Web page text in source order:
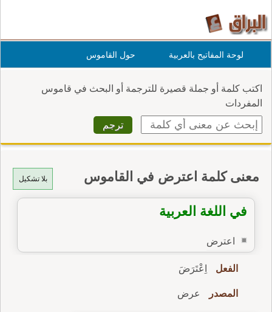
لوحة المفاتيح بالعربية حول القاموس
اكتب كلمة أو جملة قصيرة للترجمة أو البحث في قاموس
المفردات
بلا تشكيل معنى كلمة اعترض في القاموس
في اللغة العربية
اعترض
الفعل اِعْتَرَضَ
المصدر عرض